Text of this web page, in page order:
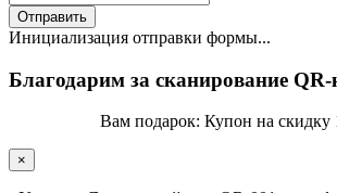
Отправить
Инициализация отправки формы...
Благодарим за сканирование QR-
Вам подарок: Купон на скидку
×